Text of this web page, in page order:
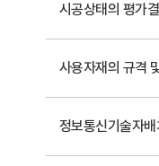
시공상태의 평가
사용자재의 규격
정보통신기술자